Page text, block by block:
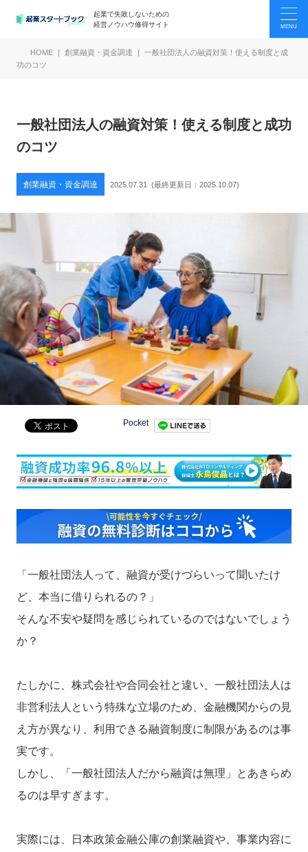
起業で失敗しないための
経営ノウハウ修得サイト
HOME 創業融資・資金調達
一般社団法人の融資対策！使える制度と成
功のコツ
一般社団法人の融資対策！使える制度と成功
のコツ
創業融資・資金調達 2025.07.31 (最終更新日： 2025.10.07)
Pocket
「一般社団法人って、融資が受けづらいって聞いたけ
ど、本当に借りられるの？」
そんな不安や疑問を感じられているのではないでしょう
か？
たしかに、株式会社や合同会社と違い、一般社団法人は
非営利法人という特殊な立場のため、金融機関からの見
え方が異なり、利用できる融資制度に制限があるのは事
実です。
しかし、「一般社団法人だから融資は無理」とあきらめ
るのは早すぎます。
実際には、日本政策金融公庫の創業融資や、事業内容に